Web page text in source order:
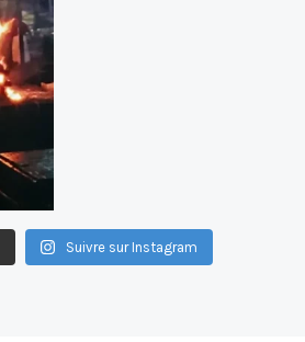
Suivre sur Instagram